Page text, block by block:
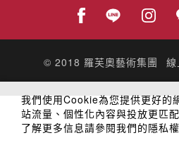
© 2018 羅芙奧藝術集團
我們使用Cookie為您提供更好的
站流量、個性化內容與投放更匹
了解更多信息請參閱我們的隱私